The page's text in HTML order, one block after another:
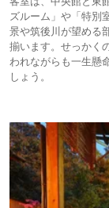
ズルーム」や「特別
景や筑後川が望める
揃います。せっかく
われながらも一生懸
しょう。